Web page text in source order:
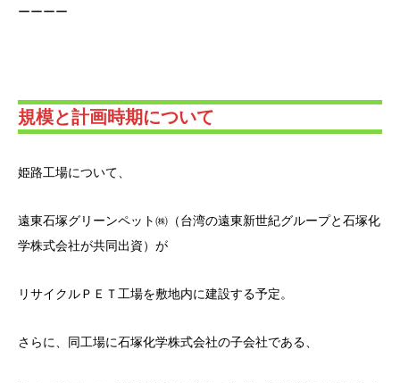
ーーーー
規模と計画時期について
姫路工場について、
遠東石塚グリーンペット㈱（台湾の遠東新世紀グループと石塚化
学株式会社が共同出資）が
リサイクルＰＥＴ工場を敷地内に建設する予定。
さらに、同工場に石塚化学株式会社の子会社である、